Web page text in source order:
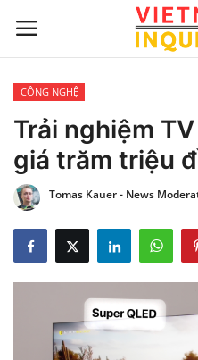
Trang chủ
Liên hệ
TIN TỨC THẾ GIỚI
CẬP NHẬT
VIỆC KINH DOANH
CÔNG NGHỆ
CÔNG NGHỆ
Trải nghiệm
giá trăm triệu
Tomas Kauer - News